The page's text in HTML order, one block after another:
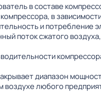
в составе
в
и потребление
поток сжатого
диапазон
воздухе любого